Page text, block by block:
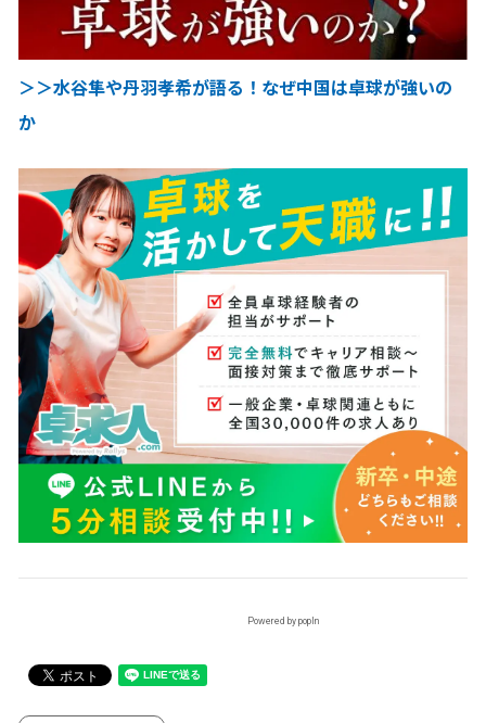
＞＞水谷隼や丹羽孝希が語る！なぜ中国は卓球が強いの
か
Powered by popIn